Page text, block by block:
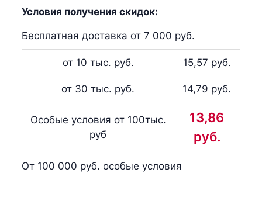
Условия получения скидок:
Бесплатная доставка от 7 000 руб.
от 10 тыс. руб. 15,57 руб.
от 30 тыс. руб. 14,79 руб.
Особые условия от 100тыс.
руб
13,86
руб.
От 100 000 руб. особые условия